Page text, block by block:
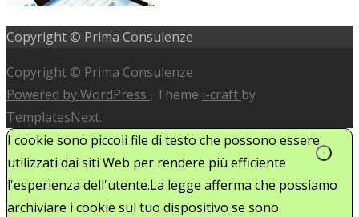
Copyright © Prima Consulenze
Copyright © Prima Consulenze
Powered by WordPress , Theme i-craft by
TemplatesNext.
I cookie sono piccoli file di testo che possono essere
utilizzati dai siti Web per rendere più efficiente
l'esperienza dell'utente.La legge afferma che possiamo
archiviare i cookie sul tuo dispositivo se sono